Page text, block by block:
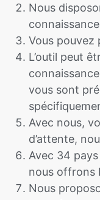
Nous
Vous pouvez
L’outil peut
vous sont
Avec nous,
d’attente,
Avec 34
nous offrons
Nous